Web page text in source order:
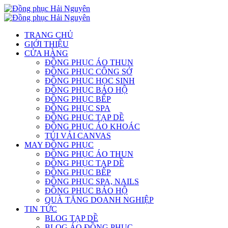
TRANG CHỦ
GIỚI THIỆU
CỬA HÀNG
ĐỒNG PHỤC ÁO THUN
ĐỒNG PHỤC CÔNG SỞ
ĐỒNG PHỤC HỌC SINH
ĐỒNG PHỤC BẢO HỘ
ĐỒNG PHỤC BẾP
ĐỒNG PHỤC SPA
ĐỒNG PHỤC TẠP DỀ
ĐỒNG PHỤC ÁO KHOÁC
TÚI VẢI CANVAS
MAY ĐỒNG PHỤC
ĐỒNG PHỤC ÁO THUN
ĐỒNG PHỤC TẠP DỀ
ĐỒNG PHỤC BẾP
ĐỒNG PHỤC SPA, NAILS
ĐỒNG PHỤC BẢO HỘ
QUÀ TẶNG DOANH NGHIỆP
TIN TỨC
BLOG TẠP DỀ